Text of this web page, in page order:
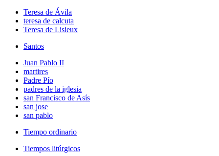
Teresa de Ávila
teresa de calcuta
Teresa de Lisieux
Santos
Juan Pablo II
martires
Padre Pío
padres de la iglesia
san Francisco de Asís
san jose
san pablo
Tiempo ordinario
Tiempos litúrgicos